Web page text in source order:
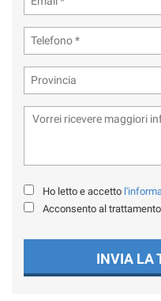
Ho letto e accetto
Acconsento al
INVIA LA